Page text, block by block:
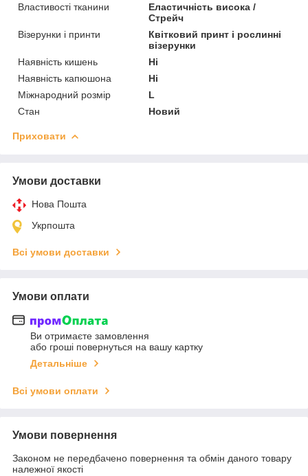
Властивості тканини
Еластичність висока /
Стрейч
Візерунки і принти
Квітковий принт і рослинні
візерунки
Наявність кишень
Ні
Наявність капюшона
Ні
Міжнародний розмір
L
Стан
Новий
Приховати
Умови доставки
Нова Пошта
Укрпошта
Всі умови доставки
Умови оплати
Ви отримаєте замовлення
або гроші повернуться на вашу картку
Детальніше
Всі умови оплати
Умови повернення
Законом не передбачено повернення та обмін даного товару
належної якості